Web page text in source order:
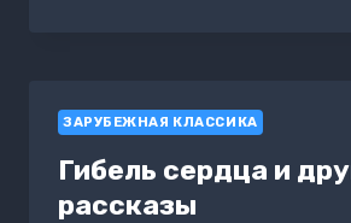
ЗАРУБЕЖНАЯ КЛАССИКА
Гибель сердца и
рассказы